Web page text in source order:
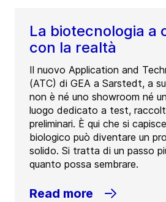
La biotecnologia a
con la realtà
Il nuovo Application and
(ATC) di GEA a Sarstedt, a
non è né uno showroom né
luogo dedicato a test,
preliminari. È qui che si
biologico può diventare un
solido. Si tratta di un passo
quanto possa sembrare.
Read more